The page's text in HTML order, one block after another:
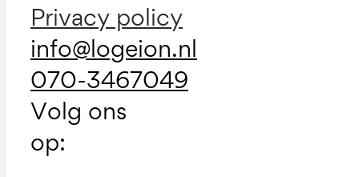
Privacy policy
info@logeion.nl
070-3467049
Volg ons
op: